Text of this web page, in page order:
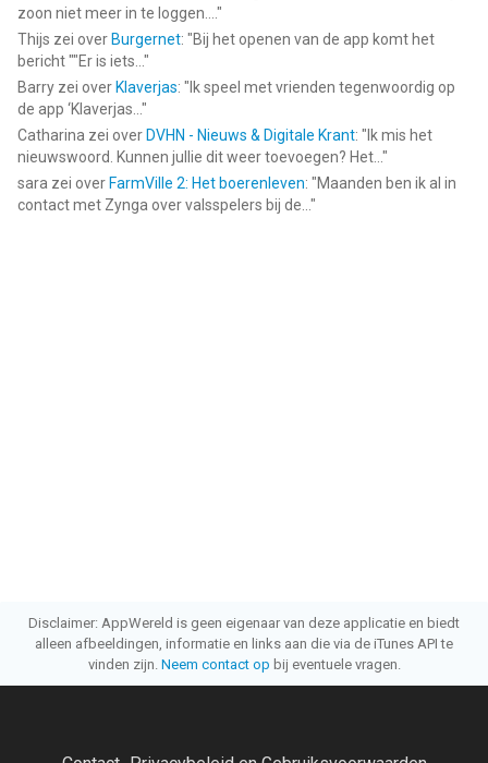
zoon niet meer in te loggen.... "
Thijs zei over Burgernet: "Bij het openen van de app komt het
bericht ""Er is iets... "
Barry zei over Klaverjas: " Ik speel met vrienden tegenwoordig op
de app ‘Klaverjas... "
Catharina zei over DVHN - Nieuws & Digitale Krant: " Ik mis het
nieuwswoord. Kunnen jullie dit weer toevoegen? Het... "
sara zei over FarmVille 2: Het boerenleven: "Maanden ben ik al in
contact met Zynga over valsspelers bij de... "
Disclaimer: AppWereld is geen eigenaar van deze applicatie en biedt
alleen afbeeldingen, informatie en links aan die via de iTunes API te
vinden zijn. Neem contact op bij eventuele vragen.